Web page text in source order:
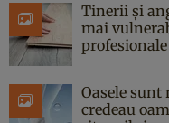
Tinerii și
mai
profesionale
Oasele
credeau